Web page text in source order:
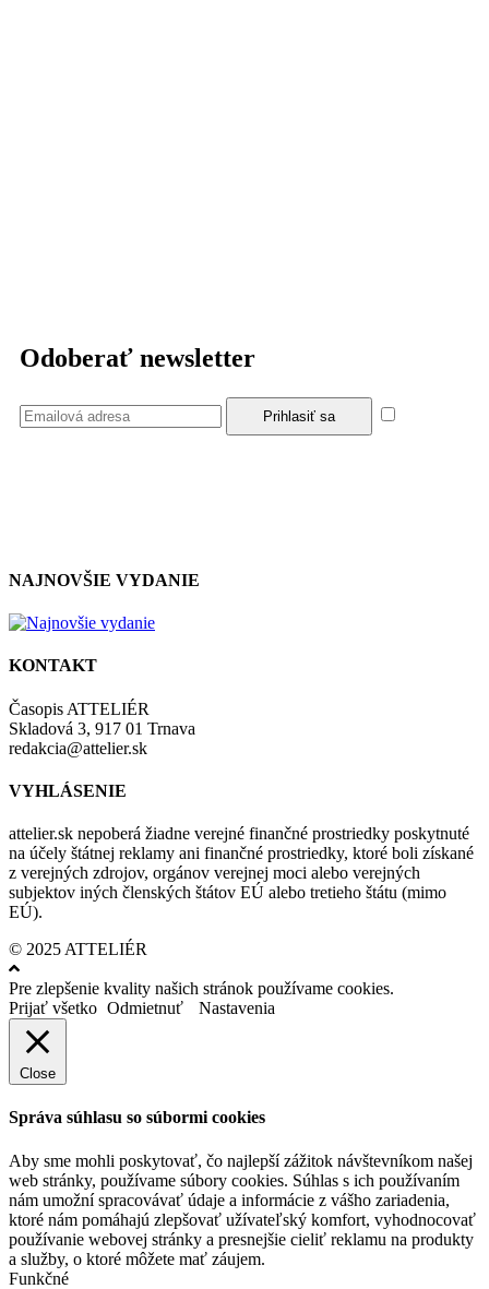
Odoberať newsletter
NAJNOVŠIE VYDANIE
KONTAKT
Časopis ATTELIÉR
Skladová 3, 917 01 Trnava
redakcia@attelier.sk
VYHLÁSENIE
attelier.sk nepoberá žiadne verejné finančné prostriedky poskytnuté
na účely štátnej reklamy ani finančné prostriedky, ktoré boli získané
z verejných zdrojov, orgánov verejnej moci alebo verejných
subjektov iných členských štátov EÚ alebo tretieho štátu (mimo
EÚ).
© 2025 ATTELIÉR
Pre zlepšenie kvality našich stránok používame cookies.
Prijať všetko Odmietnuť Nastavenia
Close
Správa súhlasu so súbormi cookies
Aby sme mohli poskytovať, čo najlepší zážitok návštevníkom našej
web stránky, používame súbory cookies. Súhlas s ich používaním
nám umožní spracovávať údaje a informácie z vášho zariadenia,
ktoré nám pomáhajú zlepšovať užívateľský komfort, vyhodnocovať
používanie webovej stránky a presnejšie cieliť reklamu na produkty
a služby, o ktoré môžete mať záujem.
Funkčné